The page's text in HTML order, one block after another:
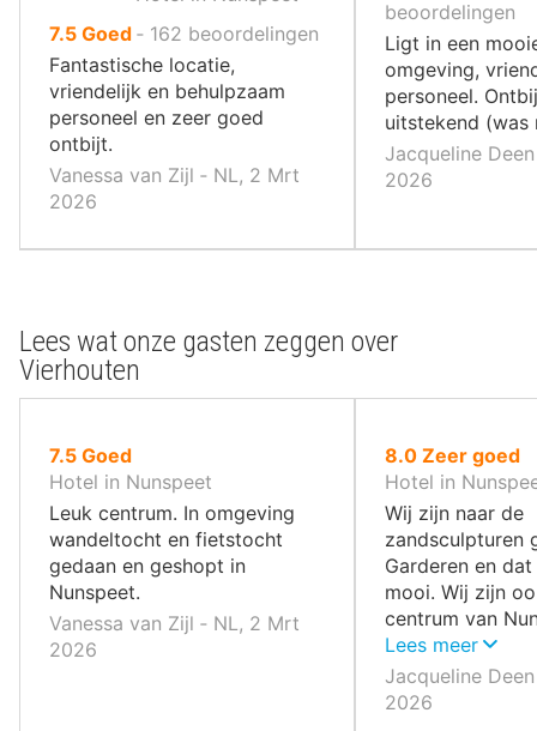
7.5uit
10
,
Goed ‐ 162 beoordelingen
Fantastische locatie,
vriendelijk en behulpzaam
personeel en zeer goed
ontbijt.
Vanessa van Zijl ‐ NL, 2 Mrt
2026
10
,
beoordelingen
Ligt in een
omgeving,
personeel.
uitstekend (was
Jacqueline
2026
Lees wat onze gasten zeggen over
Vierhouten
7.5uit
10
,
Goed
Hotel in Nunspeet
Leuk centrum. In omgeving
wandeltocht en fietstocht
gedaan en geshopt in
Nunspeet.
Vanessa van Zijl ‐ NL, 2 Mrt
2026
8.0uit
10
,
Zeer goed
Hotel in
Wij zijn naar de
zandsculpturen
Garderen en
mooi. Wij zijn
centrum van
geweest wat
minuten lopen
van het hotel.
Lees meer
Jacqueline
2026